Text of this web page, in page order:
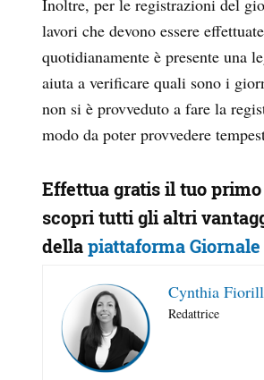
Inoltre, per le registrazioni del
lavori che devono essere effettuate
quotidianamente è presente una
aiuta a verificare quali sono i
non si è provveduto a fare la
modo da poter provvedere
Effettua gratis il tuo primo
scopri tutti gli altri
dellapiattaforma
Cynthia
Redattrice